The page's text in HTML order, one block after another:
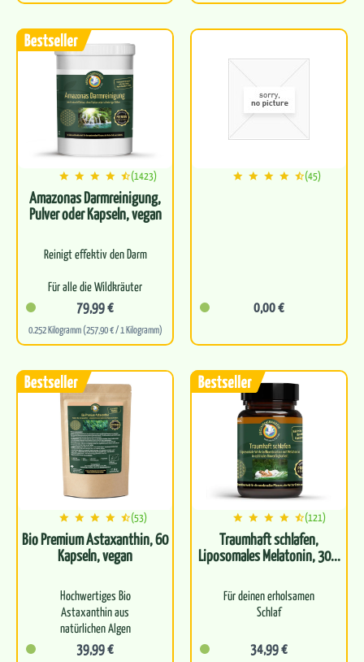
(1423)
Amazonas Darmreinigung,
Pulver oder Kapseln, vegan
Reinigt effektiv den Darm
Für alle die Wildkräuter
lieben
Leitet natürlich
Schadstoffe aus
Perfekte Basis für eine
gesunde…
79,99 €
0.252 Kilogramm (257,90 € / 1 Kilogramm)
Bioverfügbarkeit für eine
effektive Wirkung
Befreit…
(121)
Traumhaft schlafen,
Liposomales Melatonin, 30...
Für deinen erholsamen
Schlaf
GABA, Magnesium und
34,99 €
(53)
Bio Premium Astaxanthin, 60
Kapseln, vegan
Hochwertiges Bio
Astaxanthin aus
natürlichen Algen
39,99 €
Frei von synthetischen
Zusätzen
Für optimale…
(45)
0,00 €